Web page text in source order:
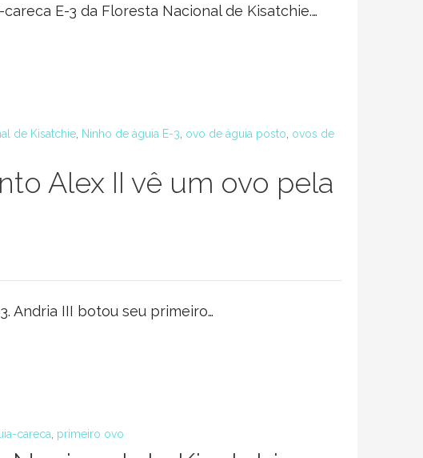
E-3 da Floresta Nacional de Kisatchie.…
de Kisatchie Ninho de águia E-3 ovo de águia posto ovos de
Alex II vê um ovo pela
Andria III botou seu primeiro…
careca primeiro ovo